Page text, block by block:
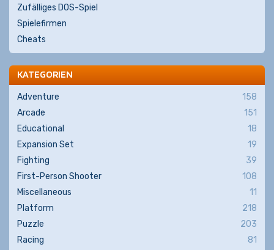
Zufälliges DOS-Spiel
Spielefirmen
Cheats
KATEGORIEN
Adventure
158
Arcade
151
Educational
18
Expansion Set
19
Fighting
39
First-Person Shooter
108
Miscellaneous
11
Platform
218
Puzzle
203
Racing
81